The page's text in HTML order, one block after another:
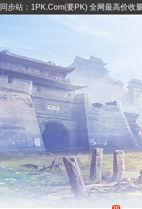
同步站：1PK.Com(要PK) 全网最高价收